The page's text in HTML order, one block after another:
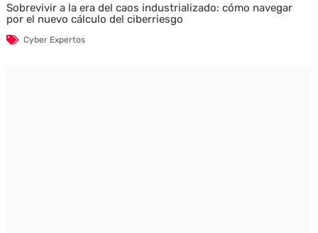
Sobrevivir a la era del caos industrializado: cómo navegar
por el nuevo cálculo del ciberriesgo
Cyber Expertos